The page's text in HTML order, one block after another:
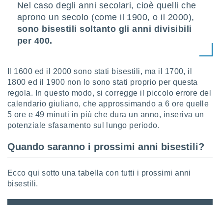
Nel caso degli anni secolari, cioè quelli che
aprono un secolo (come il 1900, o il 2000),
sono bisestili soltanto gli anni divisibili
per 400.
Il 1600 ed il 2000 sono stati bisestili, ma il 1700, il
1800 ed il 1900 non lo sono stati proprio per questa
regola. In questo modo, si corregge il piccolo errore del
calendario giuliano, che approssimando a 6 ore quelle
5 ore e 49 minuti in più che dura un anno, inseriva un
potenziale sfasamento sul lungo periodo.
Quando saranno i prossimi anni bisestili?
Ecco qui sotto una tabella con tutti i prossimi anni
bisestili.